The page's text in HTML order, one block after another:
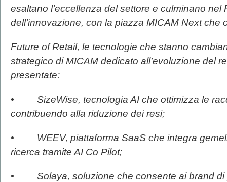
esaltano l’eccellenza del settore e culminano
dell’innovazione, con la piazza MICAM Next che
Future of Retail, le tecnologie che stanno
strategico di MICAM dedicato all’evoluzione del
presentate:
• SizeWise, tecnologia AI che ottimizza le
contribuendo alla riduzione dei resi;
• WEEV, piattaforma SaaS che integra
ricerca tramite AI Co Pilot;
• Solaya, soluzione che consente ai brand di